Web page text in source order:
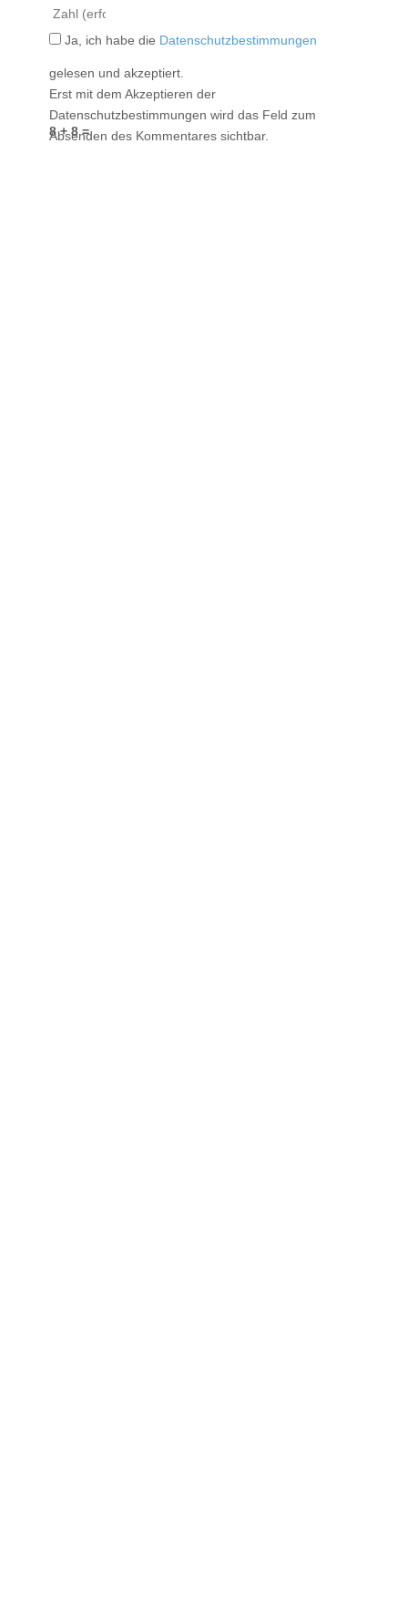
8 + 8 =
Ja, ich habe die Datenschutzbestimmungen
gelesen und akzeptiert.
Erst mit dem Akzeptieren der
Datenschutzbestimmungen wird das Feld zum
Absenden des Kommentares sichtbar.